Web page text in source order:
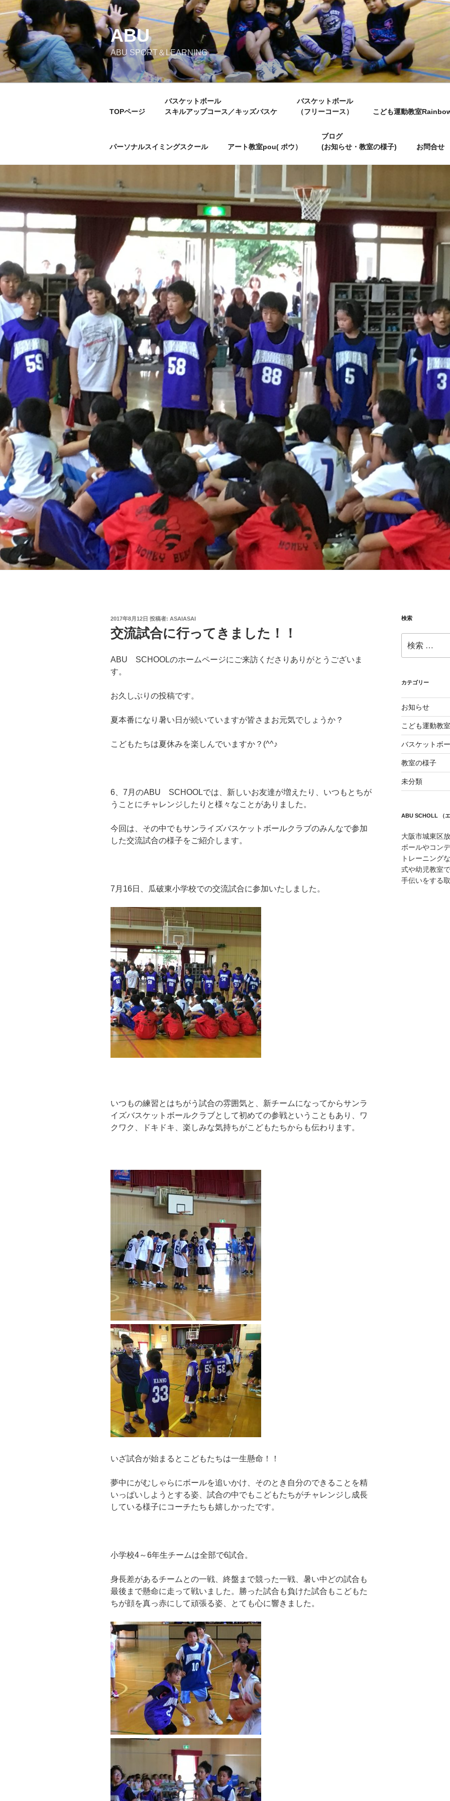
ン
ン
ツ
ス
ABU
ABU SPORT＆LEARNING
TOPページ
バスケットボール
スキルアップコース／キッズバスケ
バスケットボール
（フリーコース）
こども運動教室
パーソナルスイミングスクール アート教室pou( ポウ）
ブログ
(お知らせ・教室の様子)
お問合せ
投
稿
日:
2017年8月12日 投稿者: ASAIASAI
交流試合に行ってきました！！
ABU SCHOOLのホームページにご来訪くださりありがとうございま
す。
お久しぶりの投稿です。
夏本番になり暑い日が続いていますが皆さまお元気でしょうか？
こどもたちは夏休みを楽しんでいますか？(^^♪
6、7月のABU SCHOOLでは、新しいお友達が増えたり、いつもとちが
うことにチャレンジしたりと様々なことがありました。
今回は、その中でもサンライズバスケットボールクラブのみんなで参加
した交流試合の様子をご紹介します。
7月16日、瓜破東小学校での交流試合に参加いたしました。
いつもの練習とはちがう試合の雰囲気と、新チームになってからサンラ
イズバスケットボールクラブとして初めての参戦ということもあり、ワ
クワク、ドキドキ、楽しみな気持ちがこどもたちからも伝わります。
いざ試合が始まるとこどもたちは一生懸命！！
夢中にがむしゃらにボールを追いかけ、そのとき自分のできることを精
いっぱいしようとする姿、試合の中でもこどもたちがチャレンジし成長
している様子にコーチたちも嬉しかったです。
小学校4～6年生チームは全部で6試合。
身長差があるチームとの一戦、終盤まで競った一戦、暑い中どの試合も
最後まで懸命に走って戦いました。勝った試合も負けた試合もこどもた
ちが顔を真っ赤にして頑張る姿、とても心に響きました。
検索
索:
カテゴリー
お知らせ
こども運動教室
バスケットボ
教室の様子
未分類
ABU SCHOLL （
大阪市城東区
ボールやコン
トレーニング
式や幼児教室
手伝いをする